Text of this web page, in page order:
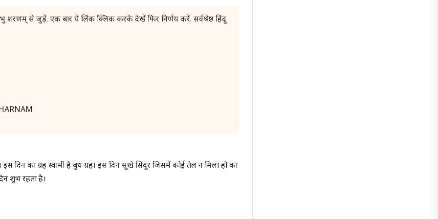
शरणम् से जुड़ें. एक बार ये लिंक क्लिक करके देखें फिर निर्णय करें. सर्वश्रेष्ठ हिंदू
दिन का ग्रह स्वामी है बुध ग्रह। इस दिन सूखे सिंदूर जिसमें कोई तेल न मिला हो का
शुभ रहता है।